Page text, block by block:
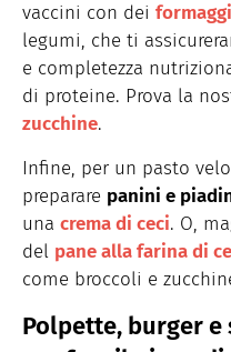
vaccini con dei
legumi, che ti
e completezza
di proteine. Prova la
zucchine.
Infine, per un pasto
preparare panini e
una crema di ceci. O,
del pane alla farina di
come broccoli e
Polpette, burger